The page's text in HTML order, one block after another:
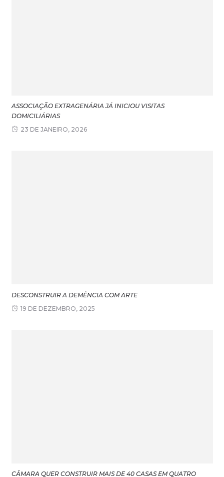
ASSOCIAÇÃO EXTRAGENÁRIA JÁ INICIOU VISITAS
DOMICILIÁRIAS
23 DE JANEIRO, 2026
DESCONSTRUIR A DEMÊNCIA COM ARTE
19 DE DEZEMBRO, 2025
CÂMARA QUER CONSTRUIR MAIS DE 40 CASAS EM QUATRO